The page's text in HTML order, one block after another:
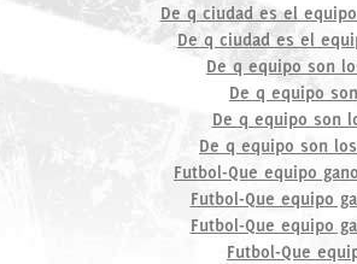
De q ciudad es el equipo
De q ciudad es el
De q equipo son los
De q equipo son
De q equipo son
De q equipo son los
Futbol-Que equipo
Futbol-Que equipo
Futbol-Que equipo
Futbol-Que